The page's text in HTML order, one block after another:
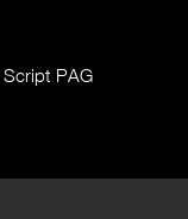
Script PAG